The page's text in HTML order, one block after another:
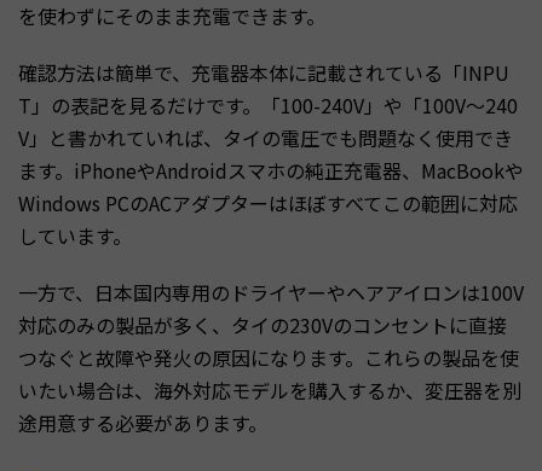
を使わずにそのまま充電できます。
確認方法は簡単で、充電器本体に記載されている「INPU
T」の表記を見るだけです。「100-240V」や「100V～240
V」と書かれていれば、タイの電圧でも問題なく使用でき
ます。iPhoneやAndroidスマホの純正充電器、MacBookや
Windows PCのACアダプターはほぼすべてこの範囲に対応
しています。
一方で、日本国内専用のドライヤーやヘアアイロンは100V
対応のみの製品が多く、タイの230Vのコンセントに直接
つなぐと故障や発火の原因になります。これらの製品を使
いたい場合は、海外対応モデルを購入するか、変圧器を別
途用意する必要があります。